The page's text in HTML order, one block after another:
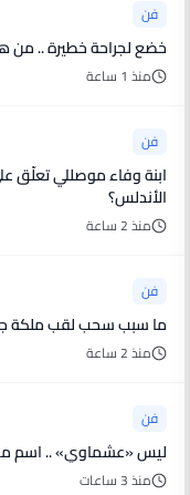
فن
خضع لجراحة خطيرة .. من هو القرطاوي رائد الفن الشعبي في المغرب؟
منذ 1 ساعة
فن
الأندلس؟
منذ 2 ساعة
فن
ما سبب سحب لقب ملكة جمال
منذ 2 ساعة
فن
ليس «عشماوي» .. اسم محمد رمضان في مسلسل رمضان 2027
منذ 3 ساعات